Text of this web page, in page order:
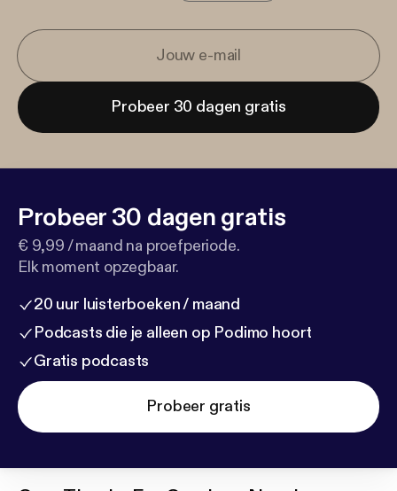
Probeer 30 dagen gratis
Probeer 30 dagen gratis
€ 9,99 / maand na proefperiode.
Elk moment opzegbaar.
20 uur luisterboeken / maand
Podcasts die je alleen op Podimo hoort
Gratis podcasts
Probeer gratis